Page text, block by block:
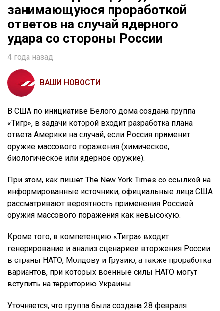
занимающуюся проработкой
ответов на случай ядерного
удара со стороны России
4 года назад
ВАШИ НОВОСТИ
В США по инициативе Белого дома создана группа
«Тигр», в задачи которой входит разработка плана
ответа Америки на случай, если Россия применит
оружие массового поражения (химическое,
биологическое или ядерное оружие).
При этом, как пишет The New York Times со ссылкой на
информированные источники, официальные лица США
рассматривают вероятность применения Россией
оружия массового поражения как невысокую.
Кроме того, в компетенцию «Тигра» входит
генерирование и анализ сценариев вторжения России
в страны НАТО, Молдову и Грузию, а также проработка
вариантов, при которых военные силы НАТО могут
вступить на территорию Украины.
Уточняется, что группа была создана 28 февраля